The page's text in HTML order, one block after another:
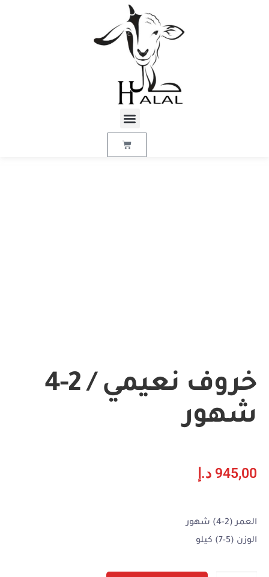
خروف نعيمي / 2-4
شهور
945,00 د.إ
العمر (2-4) شهور
الوزن (5-7) كيلو